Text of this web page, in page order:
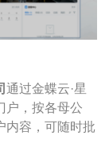
通过金蝶云·星
户，按各母公
内容，可随时批